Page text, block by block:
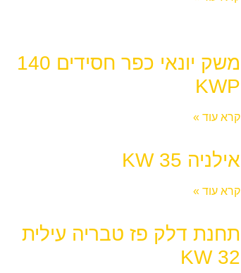
משק יונאי כפר חסידים 140
KWP
קרא עוד »
אילניה KW 35
קרא עוד »
תחנת דלק פז טבריה עילית
32 KW